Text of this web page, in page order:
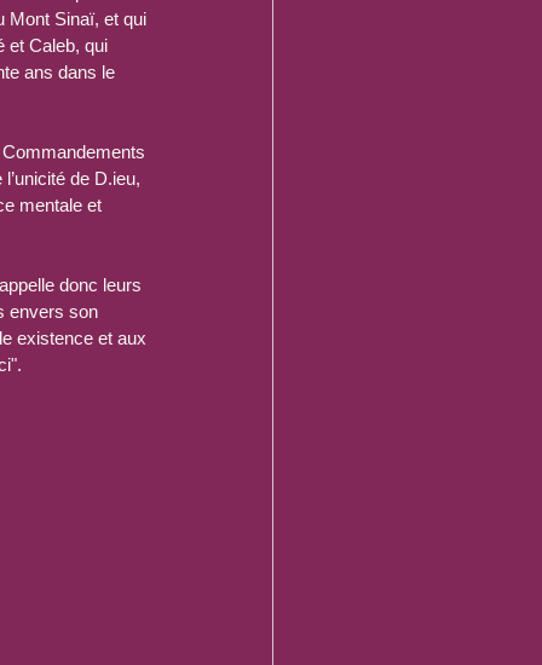
Mont Sinaï, et qui
et Caleb, qui
ans dans le
de D.ieu,
mentale et
donc leurs
envers son
existence et aux